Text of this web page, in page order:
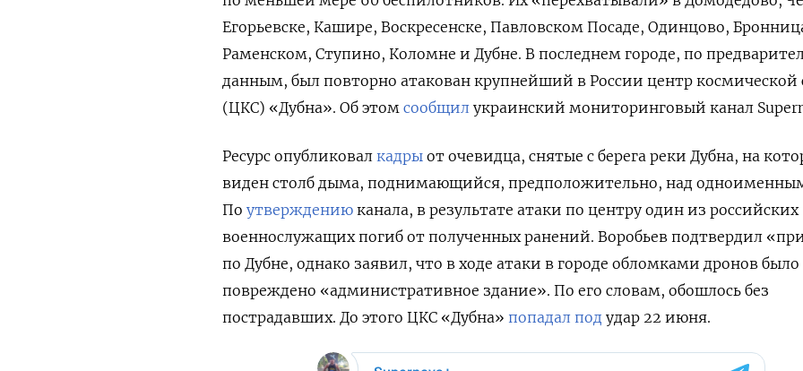
Егорьевске, Кашире, Воскресенске, Павловском Посаде, Одинцово,
Раменском, Ступино, Коломне и Дубне. В последнем городе, по
данным, был повторно атакован крупнейший в России центр космической
(ЦКС) «Дубна». Об этом сообщил украинский мониторинговый канал
Ресурс опубликовал кадры от очевидца, снятые с берега реки Дубна, на
виден столб дыма, поднимающийся, предположительно, над
По утверждению канала, в результате атаки по центру один из российских
военнослужащих погиб от полученных ранений. Воробьев подтвердил
по Дубне, однако заявил, что в ходе атаки в городе обломками дронов было
повреждено «административное здание». По его словам, обошлось без
пострадавших. До этого ЦКС «Дубна» попадал под удар 22 июня.